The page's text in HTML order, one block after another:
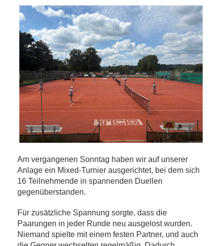
Am vergangenen Sonntag haben wir auf unserer
Anlage ein Mixed-Turnier ausgerichtet, bei dem sich
16 Teilnehmende in spannenden Duellen
gegenüberstanden.
Für zusätzliche Spannung sorgte, dass die
Paarungen in jeder Runde neu ausgelost wurden.
Niemand spielte mit einem festen Partner, und auch